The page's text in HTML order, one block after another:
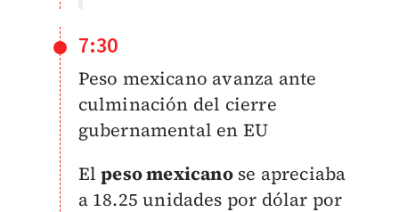
7:30
Peso mexicano avanza ante
culminación del cierre
gubernamental en EU
Elpeso mexicanose apreciaba
a 18.25 unidades por dólar por